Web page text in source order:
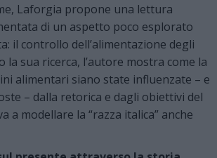
Laforgia propone una lettura
di un aspetto poco esplorato
il controllo dell’alimentazione degli
la sua ricerca, l’autore mostra come la
alimentari siano state influenzate – e
– dalla retorica e dagli obiettivi del
a modellare la “razza italica” anche